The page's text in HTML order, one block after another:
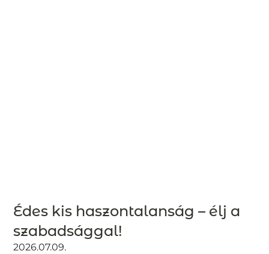
Édes kis haszontalanság – élj a
szabadsággal!
2026.07.09.